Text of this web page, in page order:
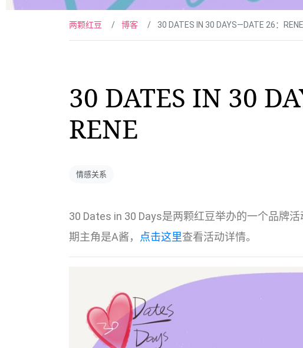
两颗红豆 博客 30 DATES IN 30 DAYS—DATE 26：RENE
30 DATES IN 30
RENE
情感关系
30 Dates in 30 Days是两颗红豆举办的一个品牌
期主角是A酱， 点击这里查看活动详情。